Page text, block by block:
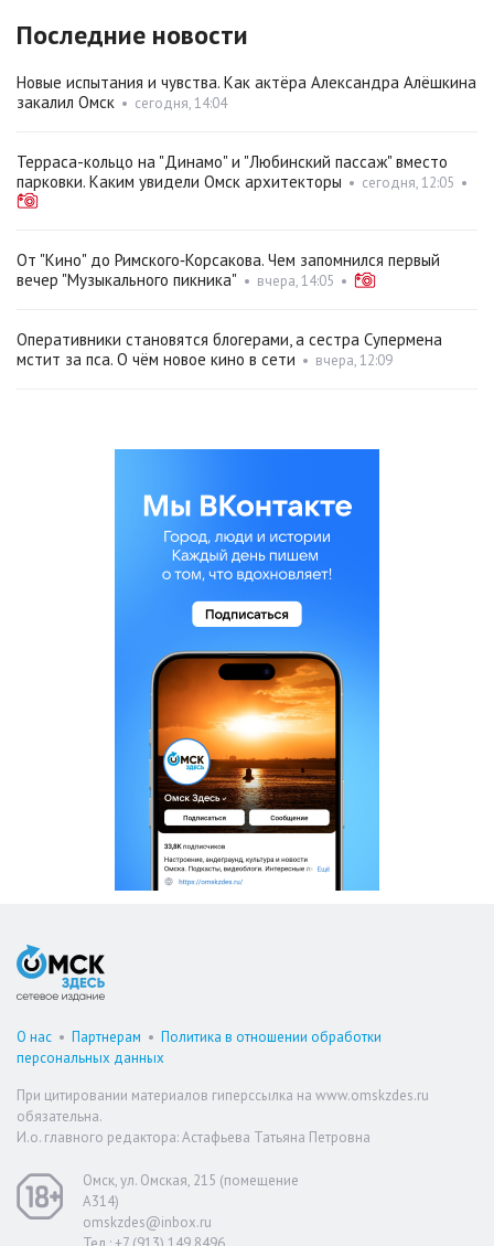
Последние новости
Новые испытания и чувства. Как актёра Александра Алёшкина
закалил Омск • сегодня, 14:04
Терраса-кольцо на "Динамо" и "Любинский пассаж" вместо
парковки. Каким увидели Омск архитекторы • сегодня, 12:05 •
От "Кино" до Римского‑Корсакова. Чем запомнился первый
вечер "Музыкального пикника" • вчера, 14:05 •
Оперативники становятся блогерами, а сестра Супермена
мстит за пса. О чём новое кино в сети • вчера, 12:09
О нас • Партнерам • Политика в отношении обработки
персональных данных
При цитировании материалов гиперссылка на www.omskzdes.ru
обязательна.
И.о. главного редактора: Астафьева Татьяна Петровна
Омск, ул. Омская, 215 (помещение
А314)
omskzdes@inbox.ru